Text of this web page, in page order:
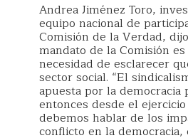
Andrea Jiménez Toro,
equipo nacional de
Comisión de la Verdad,
mandato de la Comisión
necesidad de esclarecer
sector social. “El
apuesta por la democracia
entonces desde el
debemos hablar de los
conflicto en la democracia,